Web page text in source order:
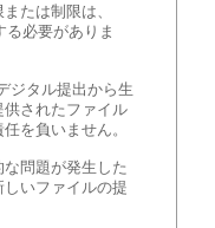
たは制限は、
必要がありま
ジタル提出から生
供されたファイル
を負いません。
問題が発生した
いファイルの提